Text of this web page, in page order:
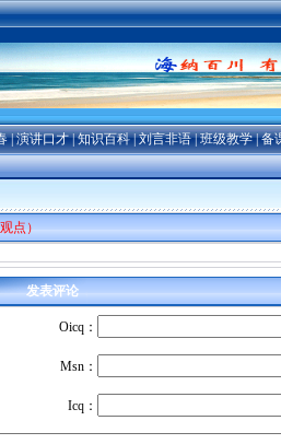
|演讲口才|知识百科|刘言非语|班级教学|备
点）
发表评论
Oicq：
Msn：
Icq：